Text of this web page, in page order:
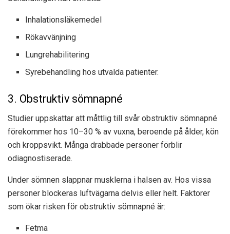
Inhalationsläkemedel
Rökavvänjning
Lungrehabilitering
Syrebehandling hos utvalda patienter.
3. Obstruktiv sömnapné
Studier uppskattar att måttlig till svår obstruktiv sömnapné
förekommer hos 10–30 % av vuxna, beroende på ålder, kön
och kroppsvikt. Många drabbade personer förblir
odiagnostiserade.
Under sömnen slappnar musklerna i halsen av. Hos vissa
personer blockeras luftvägarna delvis eller helt. Faktorer
som ökar risken för obstruktiv sömnapné är:
Fetma